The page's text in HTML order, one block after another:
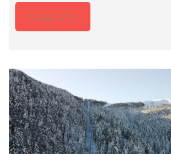
Leggi tutto